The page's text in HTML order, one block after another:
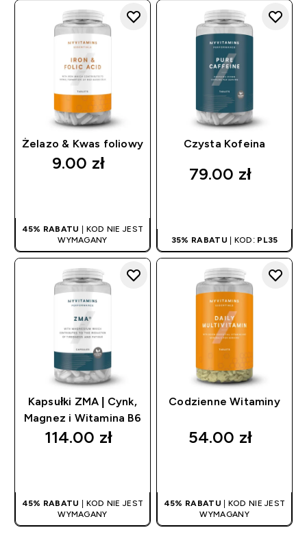
Żelazo & Kwas foliowy
9.00 zł‎
45% RABATU | KOD NIE JEST
WYMAGANY
Czysta Kofeina
79.00 zł‎
35% RABATU | KOD: PL35
Kapsułki ZMA | Cynk,
Magnez i Witamina B6
114.00 zł‎
45% RABATU | KOD NIE JEST
WYMAGANY
Codzienne Witaminy
54.00 zł‎
45% RABATU | KOD NIE JEST
WYMAGANY